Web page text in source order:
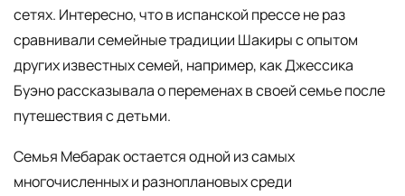
сетях. Интересно, что в испанской прессе не раз
сравнивали семейные традиции Шакиры с опытом
других известных семей, например, как Джессика
Буэно рассказывала о переменах в своей семье после
путешествия с детьми.
Семья Мебарак остается одной из самых
многочисленных и разноплановых среди